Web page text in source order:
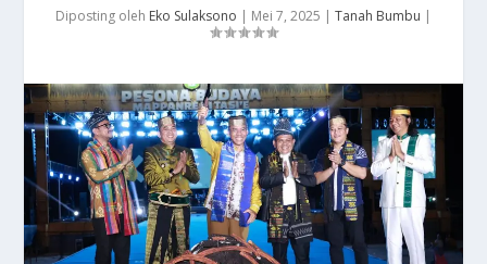
Diposting oleh Eko Sulaksono | Mei 7, 2025 | Tanah Bumbu |